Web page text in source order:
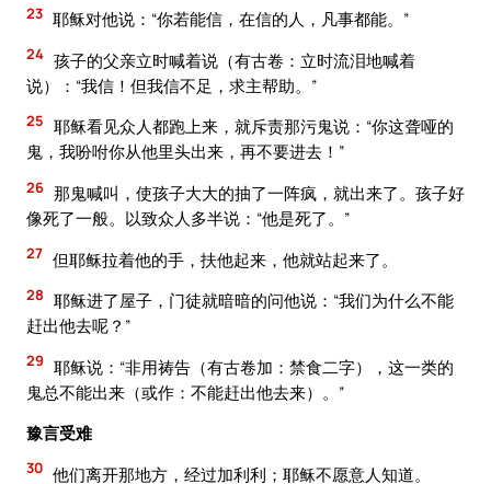
23 耶稣对他说：“你若能信，在信的人，凡事都能。”
24 孩子的父亲立时喊着说（有古卷：立时流泪地喊着
说）：“我信！但我信不足，求主帮助。”
25 耶稣看见众人都跑上来，就斥责那污鬼说：“你这聋哑的
鬼，我吩咐你从他里头出来，再不要进去！”
26 那鬼喊叫，使孩子大大的抽了一阵疯，就出来了。孩子好
像死了一般。以致众人多半说：“他是死了。”
27 但耶稣拉着他的手，扶他起来，他就站起来了。
28 耶稣进了屋子，门徒就暗暗的问他说：“我们为什么不能
赶出他去呢？”
29 耶稣说：“非用祷告（有古卷加：禁食二字），这一类的
鬼总不能出来（或作：不能赶出他去来）。”
豫言受难
30 他们离开那地方，经过加利利；耶稣不愿意人知道。